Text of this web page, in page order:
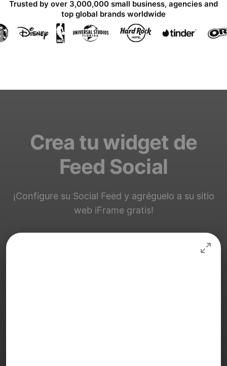
Trusted by over 3,000,000 small business, agencies and
top global brands worldwide
Crea tu widget de
Feed Social
¡Configure su Social Feed y agréguelo a su sitio
web iFrame gratis!